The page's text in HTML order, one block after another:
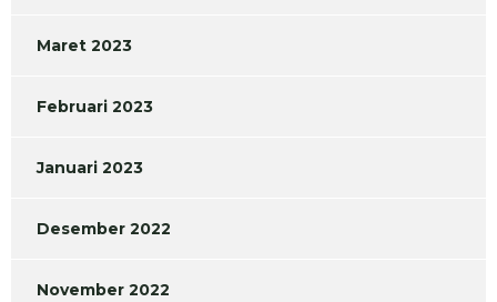
Maret 2023
Februari 2023
Januari 2023
Desember 2022
November 2022